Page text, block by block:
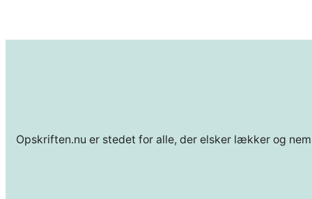
Opskriften.nu er stedet for alle, der elsker lækker og